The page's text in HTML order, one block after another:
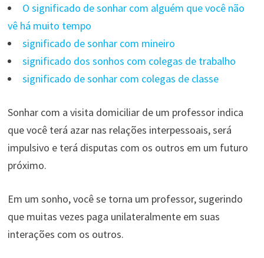
O significado de sonhar com alguém que você não
vê há muito tempo
significado de sonhar com mineiro
significado dos sonhos com colegas de trabalho
significado de sonhar com colegas de classe
Sonhar com a visita domiciliar de um professor indica
que você terá azar nas relações interpessoais, será
impulsivo e terá disputas com os outros em um futuro
próximo.
Em um sonho, você se torna um professor, sugerindo
que muitas vezes paga unilateralmente em suas
interações com os outros.